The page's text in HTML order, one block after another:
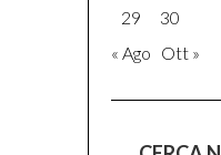
29
30
« Ago Ott »